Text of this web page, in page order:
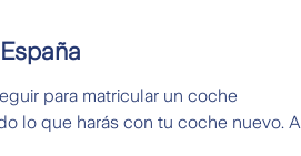
para matricular un coche
lo que harás con tu coche nuevo. A